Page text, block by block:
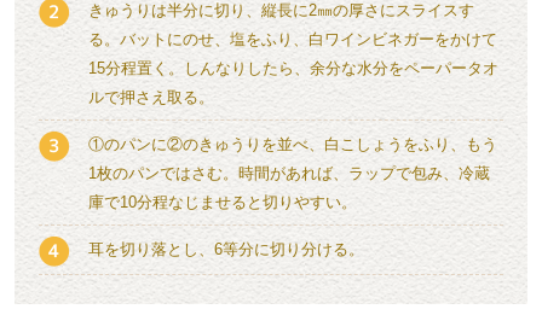
きゅうりは半分に切り、縦長に2㎜の厚さにスライスす
る。バットにのせ、塩をふり、白ワインビネガーをかけて
15分程置く。しんなりしたら、余分な水分をペーパータオ
ルで押さえ取る。
①のパンに②のきゅうりを並べ、白こしょうをふり、もう
1枚のパンではさむ。時間があれば、ラップで包み、冷蔵
庫で10分程なじませると切りやすい。
耳を切り落とし、6等分に切り分ける。